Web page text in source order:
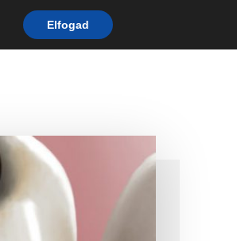
Fogászatoknak
Elfogad